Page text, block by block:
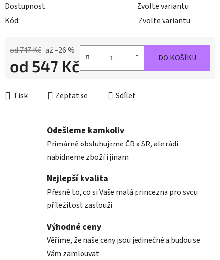
Dostupnost
Zvolte variantu
Kód:
Zvolte variantu
od 747 Kč až –26 %
od 547 Kč DO KOŠÍKU
Tisk Zeptat se Sdílet
Odešleme kamkoliv
Primárně obsluhujeme ČR a SR, ale rádi
nabídneme zboží i jinam
Nejlepší kvalita
Přesně to, co si Vaše malá princezna pro svou
příležitost zaslouží
Výhodné ceny
Věříme, že naše ceny jsou jedinečné a budou se
Vám zamlouvat